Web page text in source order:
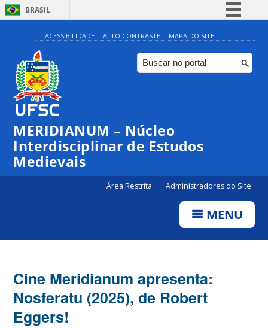
BRASIL
Simplifique!
Comunica BR
Participe
ACESSIBILIDADE ALTO CONTRASTE MAPA DO SITE
MERIDIANUM – Núcleo
Interdisciplinar de Estudos
Medievais
Área Restrita Administradores do Site
MENU
Cine Meridianum apresenta:
Nosferatu (2025), de Robert
Eggers!